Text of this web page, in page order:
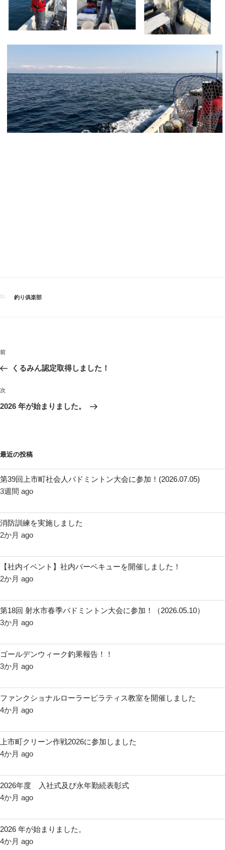
カ
釣り俱楽部
投
ビ
ゲ
ン
過
去
投
稿
前
くるみん認定取得しました！
次
の
次
2026 年が始まりました。
最近の投稿
第39回上市町社会人バドミントン大会に参加！(2026.07.05)
3週間 ago
消防訓練を実施しました
2か月 ago
【社内イベント】社内バーベキューを開催しました！
2か月 ago
第18回 射水市春季バドミントン大会に参加！（2026.05.10）
3か月 ago
ゴールデンウィーク釣果報告！！
3か月 ago
ファンクショナルローラーピラティス教室を開催しました
4か月 ago
上市町クリーン作戦2026に参加しました
4か月 ago
2026年度 入社式及び永年勤続表彰式
4か月 ago
2026 年が始まりました。
4か月 ago